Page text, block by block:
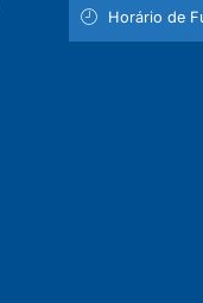
Horário de